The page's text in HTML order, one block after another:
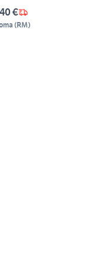
€
(RM)